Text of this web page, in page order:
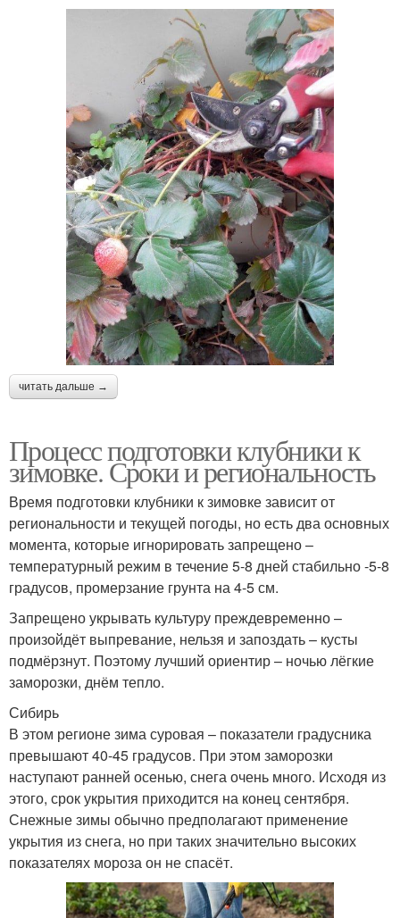
читать дальше →
Процесс подготовки клубники к
зимовке. Сроки и региональность
Время подготовки клубники к зимовке зависит от
региональности и текущей погоды, но есть два основных
момента, которые игнорировать запрещено –
температурный режим в течение 5-8 дней стабильно -5-8
градусов, промерзание грунта на 4-5 см.
Запрещено укрывать культуру преждевременно –
произойдёт выпревание, нельзя и запоздать – кусты
подмёрзнут. Поэтому лучший ориентир – ночью лёгкие
заморозки, днём тепло.
Сибирь
В этом регионе зима суровая – показатели градусника
превышают 40-45 градусов. При этом заморозки
наступают ранней осенью, снега очень много. Исходя из
этого, срок укрытия приходится на конец сентября.
Снежные зимы обычно предполагают применение
укрытия из снега, но при таких значительно высоких
показателях мороза он не спасёт.